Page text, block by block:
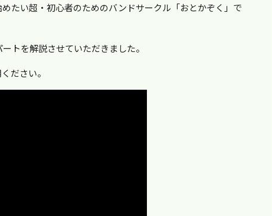
たい超・初心者のためのバンドサークル「おとかぞく」で
トを解説させていただきました。
ださい。